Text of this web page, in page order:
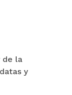
de la
y